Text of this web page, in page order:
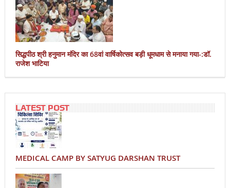
सिद्धपीठ श्री हनुमान मंदिर का 68वां वार्षिकोत्सव बड़ी धूमधाम से मनाया गया-:डॉ.
राजेश भाटिया
LATEST POST
MEDICAL CAMP BY SATYUG DARSHAN TRUST